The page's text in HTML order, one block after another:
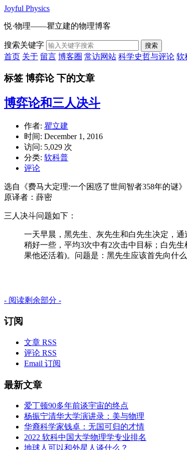
Joyful Physics
悦·物理——瞿立建的物理博客
搜索关键字 搜索
首页 关于 留言 博客圈 常访网站 科学史哲与评论 软
标签 博弈论 下的文章
博弈论和三人决斗
作者: 瞿立建
时间: December 1, 2016
访问: 5,029 次
分类: 软科普
评论
选自《费马大定理:一个困惑了世间智者358年的谜》
原译者：薛密
三人决斗问题如下：
一天早晨，黑先生、灰先生和白先生决定，
稍好一些，平均3次中有2次击中目标；白先
果他还活着)。问题是：黑先生应该首先向什
- 阅读剩余部分 -
订阅
文章 RSS
评论 RSS
Email 订阅
最新文章
爱丁顿90多年前谈宇宙的终点
杨振宁清华大学演讲录：美与物理
华裔科学家钱卓：无国可归的才情
2022 软科中国大学物理学专业排名
地球人可以和外星人谈什么？